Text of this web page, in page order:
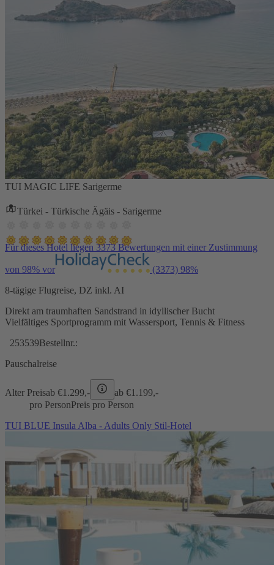
TUI MAGIC LIFE Sarigerme
Türkei - Türkische Ägäis - Sarigerme
Für dieses Hotel liegen 3373 Bewertungen mit einer Zustimmung
von 98% vor (3373) 98%
8-tägige Flugreise, DZ inkl. AI
Direkt am traumhaften Sandstrand in idyllischer Bucht
Vielfältiges Sportprogramm mit Wassersport, Tennis & Fitness
253539Bestellnr.:
Pauschalreise
Alter Preisab €1.299,- ab €1.199,-
pro PersonPreis pro Person
TUI BLUE Insula Alba - Adults Only Stil-Hotel